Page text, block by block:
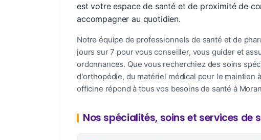
est votre espace de santé et de proximité de
accompagner au quotidien.
Notre équipe de professionnels de santé et de
jours sur 7 pour vous conseiller, vous guider et
ordonnances. Que vous recherchiez des soins
d'orthopédie, du matériel médical pour le maintien
officine répond à tous vos besoins de santé à
Nos spécialités, soins et services de